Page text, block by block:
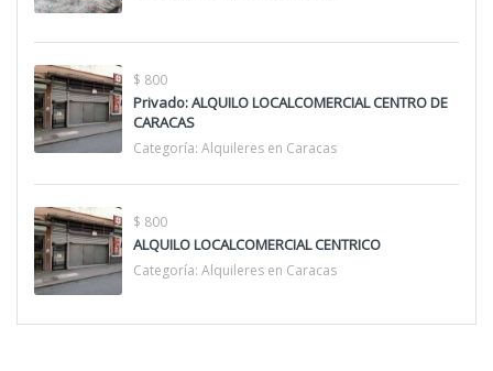
$ 800
Privado: ALQUILO LOCALCOMERCIAL CENTRO DE
CARACAS
Categoría: Alquileres en Caracas
$ 800
ALQUILO LOCALCOMERCIAL CENTRICO
Categoría: Alquileres en Caracas